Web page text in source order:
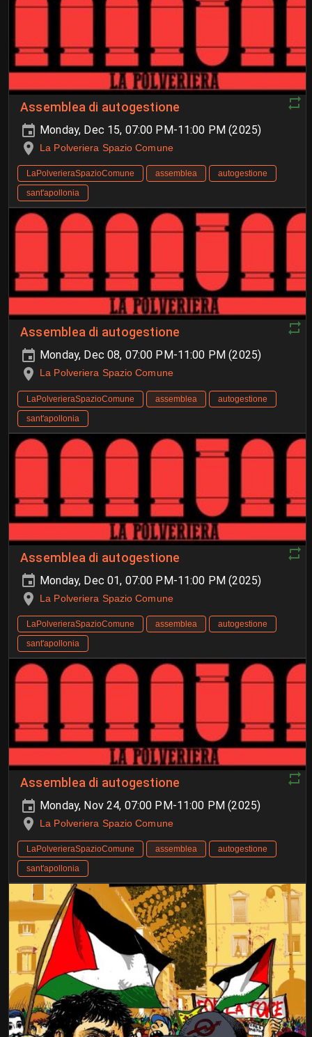
Assemblea di autogestione
Monday, Dec 15, 07:00 PM-11:00 PM (2025)
La Polveriera Spazio Comune
LaPolverieraSpazioComune assemblea
autogestione
sant'apollonia
Assemblea di autogestione
Monday, Dec 08, 07:00 PM-11:00 PM (2025)
La Polveriera Spazio Comune
LaPolverieraSpazioComune assemblea
autogestione
sant'apollonia
Assemblea di autogestione
Monday, Dec 01, 07:00 PM-11:00 PM (2025)
La Polveriera Spazio Comune
LaPolverieraSpazioComune assemblea
autogestione
sant'apollonia
Assemblea di autogestione
Monday, Nov 24, 07:00 PM-11:00 PM (2025)
La Polveriera Spazio Comune
LaPolverieraSpazioComune assemblea
autogestione
sant'apollonia